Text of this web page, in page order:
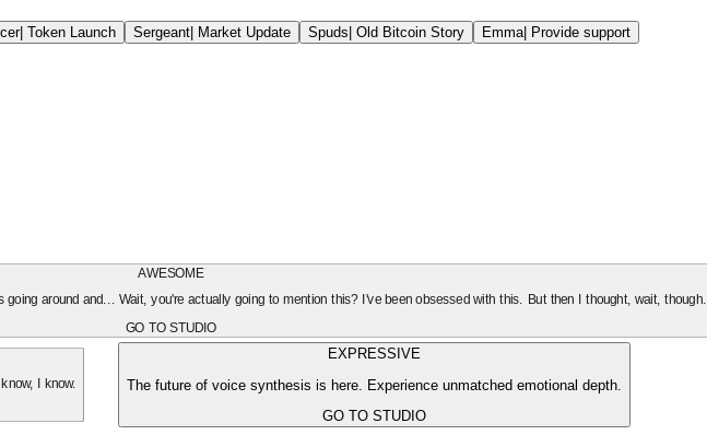
| Token Launch Sergeant| Market Update Spuds| Old Bitcoin Story Emma| Provide support
AWESOME
around and... Wait, you're actually going to mention this? I've been obsessed with this. But then I thought, wait, though.
GO TO STUDIO
I know.
EXPRESSIVE
The future of voice synthesis is here. Experience unmatched emotional depth.
GO TO STUDIO